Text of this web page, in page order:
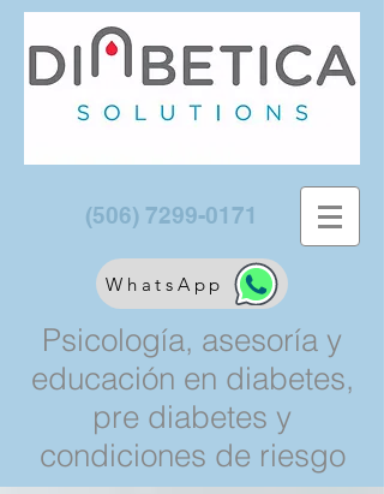
(506) 7299-0171
WhatsApp
Psicología, asesoría y
educación en diabetes,
pre diabetes y
condiciones de riesgo